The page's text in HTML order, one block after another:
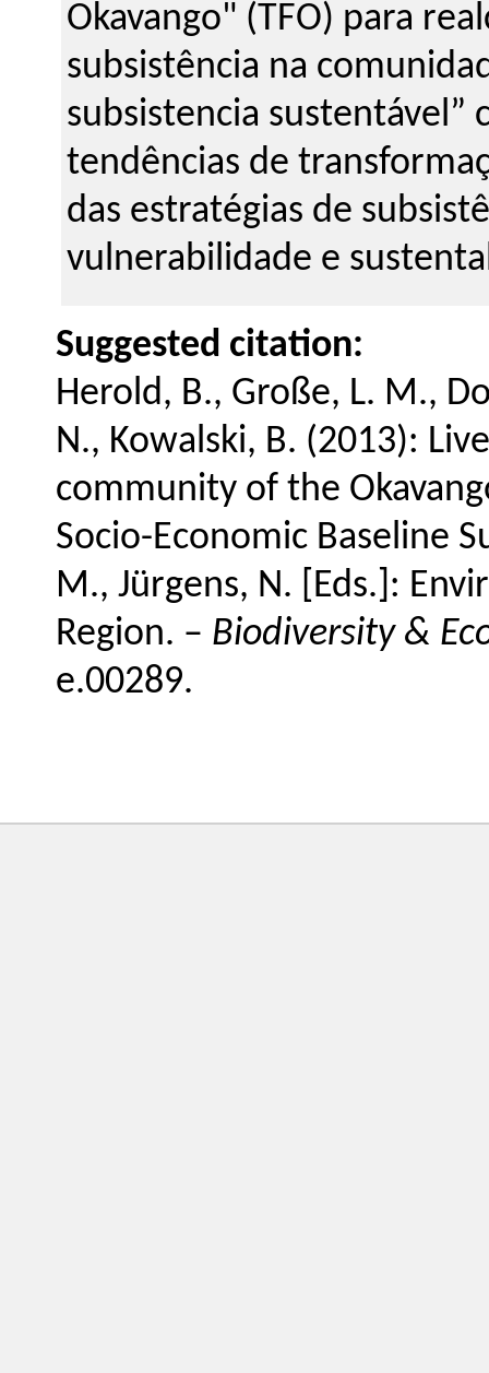
Okavango" (TFO) para
subsistência na
subsistencia sustentável”
tendências de
das estratégias de
vulnerabilidade e
Suggested citation:
Herold, B., Große, L. M.,
N., Kowalski, B. (2013):
community of the
Socio-Economic Baseline
M., Jürgens, N. [Eds.]:
Region. – Biodiversity &
e.00289.